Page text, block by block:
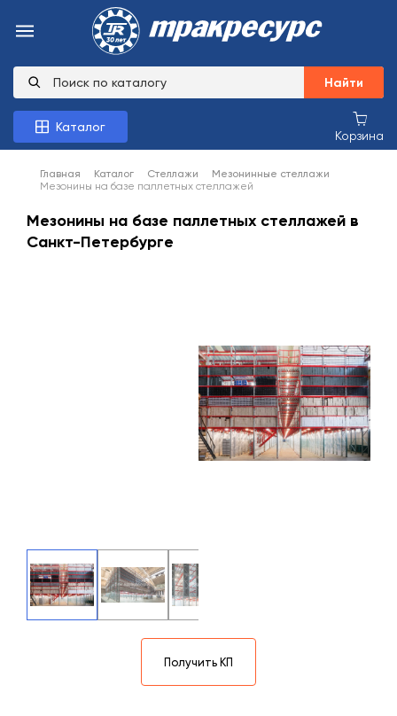
Найти
Каталог
Корзина
Главная Каталог Стеллажи
Мезонинные стеллажи
Мезонины на базе паллетных стеллажей
Мезонины на базе паллетных стеллажей в
Санкт-Петербурге
Получить КП